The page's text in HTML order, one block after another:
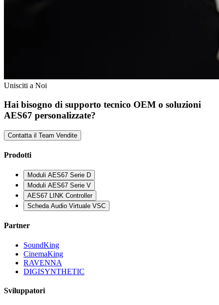
Unisciti a Noi
Hai bisogno di supporto tecnico OEM o soluzioni
AES67 personalizzate?
Contatta il Team Vendite
Prodotti
Moduli AES67 Serie D
Moduli AES67 Serie V
AES67 LINK Controller
Scheda Audio Virtuale VSC
Partner
SoundKing
CinemaKing
RAVENNA
DIGISYNTHETIC
Sviluppatori